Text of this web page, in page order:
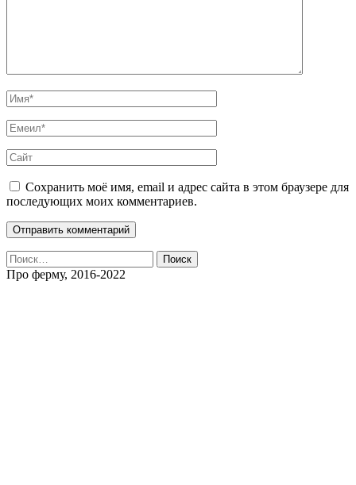
Сохранить моё имя, email и адрес сайта в этом браузере для
последующих моих комментариев.
Найти:
Про ферму, 2016-2022